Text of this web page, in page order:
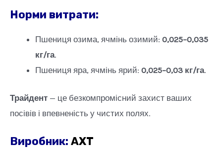
Норми витрати:
Пшениця озима, ячмінь озимий: 0,025–0,035
кг/га.
Пшениця яра, ячмінь ярий: 0,025–0,03 кг/га.
Трайдент — це безкомпромісний захист ваших
посівів і впевненість у чистих полях.
Виробник: АХТ